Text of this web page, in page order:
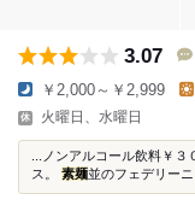
3.07
￥2,000～￥2,999
火曜日、水曜日
...ノンアルコール飲料￥
ス。 素麺並のフェデリー